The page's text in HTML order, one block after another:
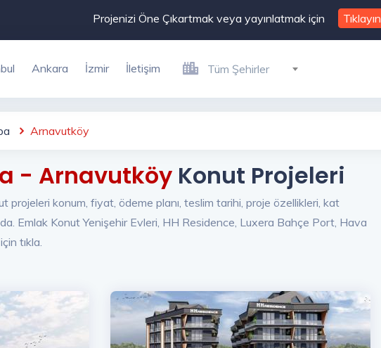
Projenizi Öne Çıkartmak veya yayınlatmak için Tıklayın
Ankara İzmir İletişim Tüm Şehirler
Arnavutköy
- Arnavutköy Konut Projeleri
konum, fiyat, ödeme planı, teslim tarihi, proje özellikleri, kat
Emlak Konut Yenişehir Evleri, HH Residence, Luxera Bahçe Port, Hava
tıkla.